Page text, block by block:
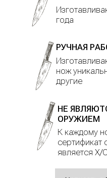
РУЧНАЯ
года
нож
другие
НЕ
ОРУЖИЕМ
К каждому
сертификат
является Х/